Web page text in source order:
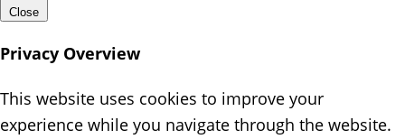
Close
Privacy Overview
This website uses cookies to improve your
experience while you navigate through the website.